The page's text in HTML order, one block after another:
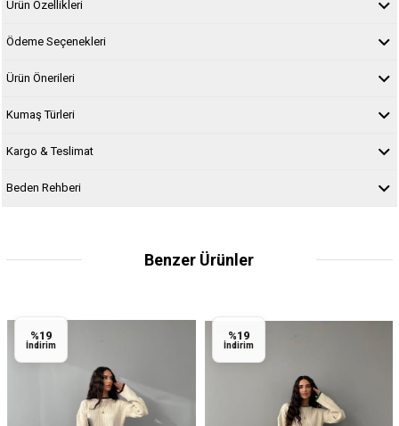
Ürün Özellikleri
Ödeme Seçenekleri
Ürün Önerileri
Kumaş Türleri
Kargo & Teslimat
Beden Rehberi
Benzer Ürünler
%19
İndirim
%19
İndirim